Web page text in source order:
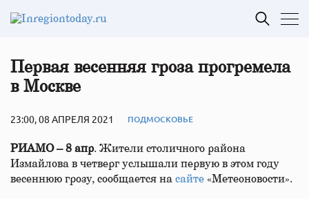
Первая весенняя гроза прогремела
в Москве
23:00, 08 АПРЕЛЯ 2021 ПОДМОСКОВЬЕ
РИАМО – 8 апр. Жители столичного района
Измайлова в четверг услышали первую в этом году
весеннюю грозу, сообщается на сайте «Метеоновости».